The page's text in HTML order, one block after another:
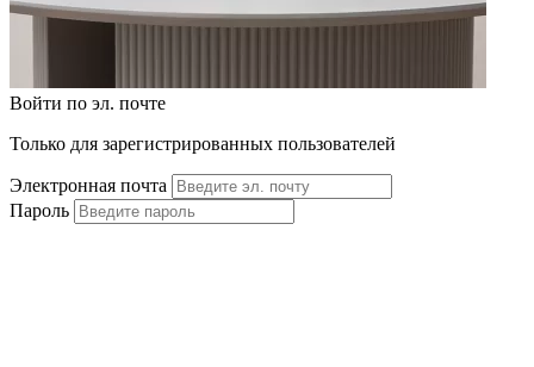
Войти по эл. почте
Только для зарегистрированных пользователей
Электронная почта
Пароль